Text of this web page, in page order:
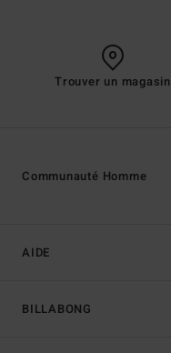
Trouver un magasin
AIDE
BILLABONG
Communauté Homme